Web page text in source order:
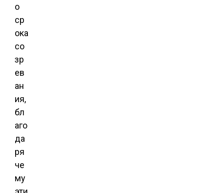
о
ср
ока
со
зр
ев
ан
ия,
бл
аго
да
ря
че
му